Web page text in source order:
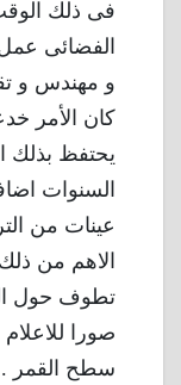
فى ذلك
و مهندس و
كان الأمر
يحتفظ
السنوات
عينات من
الاهم من
تطوف حول
صورا
سطح القمر .